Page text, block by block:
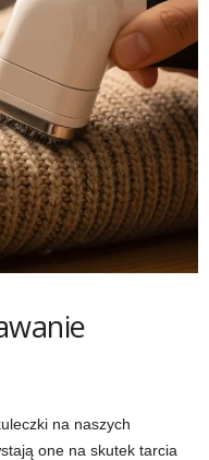
na naszych
one na skutek tarcia